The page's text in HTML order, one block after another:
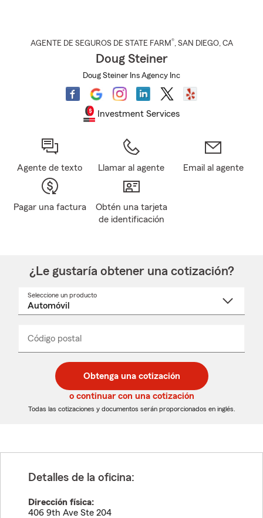
AGENTE DE SEGUROS DE STATE FARM®, SAN DIEGO, CA
Doug Steiner
Doug Steiner Ins Agency Inc
Investment Services
Agente de texto Llamar al agente Email al agente
Pagar una factura
Obtén una tarjeta
de identificación
¿Le gustaría obtener una cotización?
Seleccione un producto
desplegable
Código postal
de
5
dígitos
de
5
dígitos
_____
Obtenga una cotización
o continuar con una cotización
Todas las cotizaciones y documentos serán proporcionados en inglés.
Detalles de la oficina:
Dirección física:
406 9th Ave Ste 204